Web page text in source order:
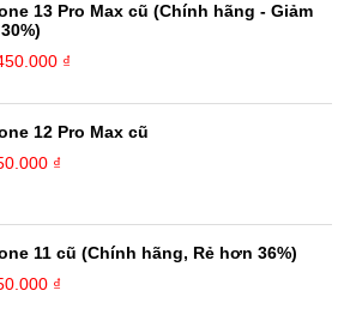
13 Pro Max cũ (Chính hãng - Giảm
₫
12 Pro Max cũ
₫
11 cũ (Chính hãng, Rẻ hơn 36%)
₫